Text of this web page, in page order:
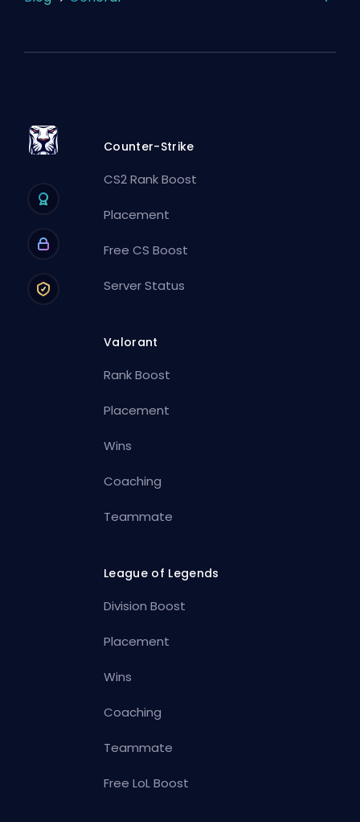
Counter-Strike
CS2 Rank Boost
Placement
Free CS Boost
Server Status
Valorant
Rank Boost
Placement
Wins
Coaching
Teammate
League of Legends
Division Boost
Placement
Wins
Coaching
Teammate
Free LoL Boost